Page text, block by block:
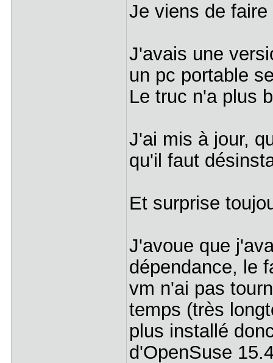
Je viens de
J'avais une
un pc portable
Le truc n'a plus
J'ai mis à jour,
qu'il faut
Et surprise
J'avoue que
dépendance, le
vm n'ai pas
temps (très
plus installé
d'OpenSuse